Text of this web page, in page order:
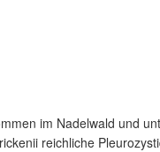
im Nadelwald und
reichliche